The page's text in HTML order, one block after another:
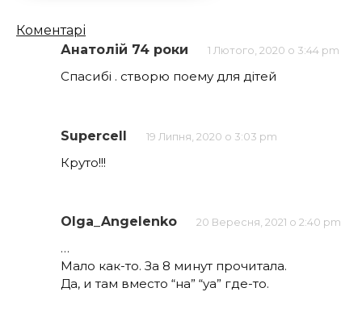
Кількість
коментарів
Коментарі
Анатолій 74 роки
1 Лютого, 2020 о 3:44 pm
Спасибі . створю поему для дітей
Supercell 19 Липня, 2020 о 3:03 pm
Круто!!!
Olga_Angelenko 20 Вересня, 2021 о 2:40 pm
…
Мало как-то. За 8 минут прочитала.
Да, и там вместо “на” “уа” где-то.